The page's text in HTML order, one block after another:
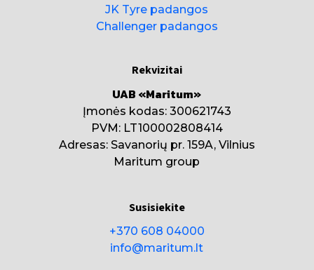
JK Tyre padangos
Challenger padangos
Rekvizitai
UAB «Maritum»
Įmonės kodas: 300621743
PVM: LT100002808414
Adresas: Savanorių pr. 159A, Vilnius
Maritum group
Susisiekite
+370 608 04000
info@maritum.lt